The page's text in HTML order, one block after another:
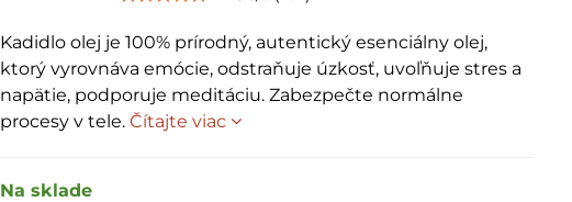
Kadidlo olej je 100% prírodný, autentický esenciálny olej,
ktorý vyrovnáva emócie, odstraňuje úzkosť, uvoľňuje stres a
napätie, podporuje meditáciu. Zabezpečte normálne
procesy v tele.Čítajte viac
Na sklade